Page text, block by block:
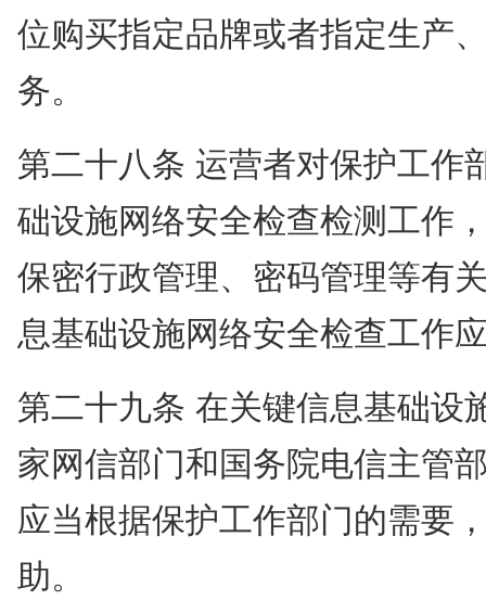
位购买指定品牌或者指定生产
务。
第二十八条 运营者对保护工作
础设施网络安全检查检测工作
保密行政管理、密码管理等有
息基础设施网络安全检查工作
第二十九条 在关键信息基础设
家网信部门和国务院电信主管
应当根据保护工作部门的需要
助。